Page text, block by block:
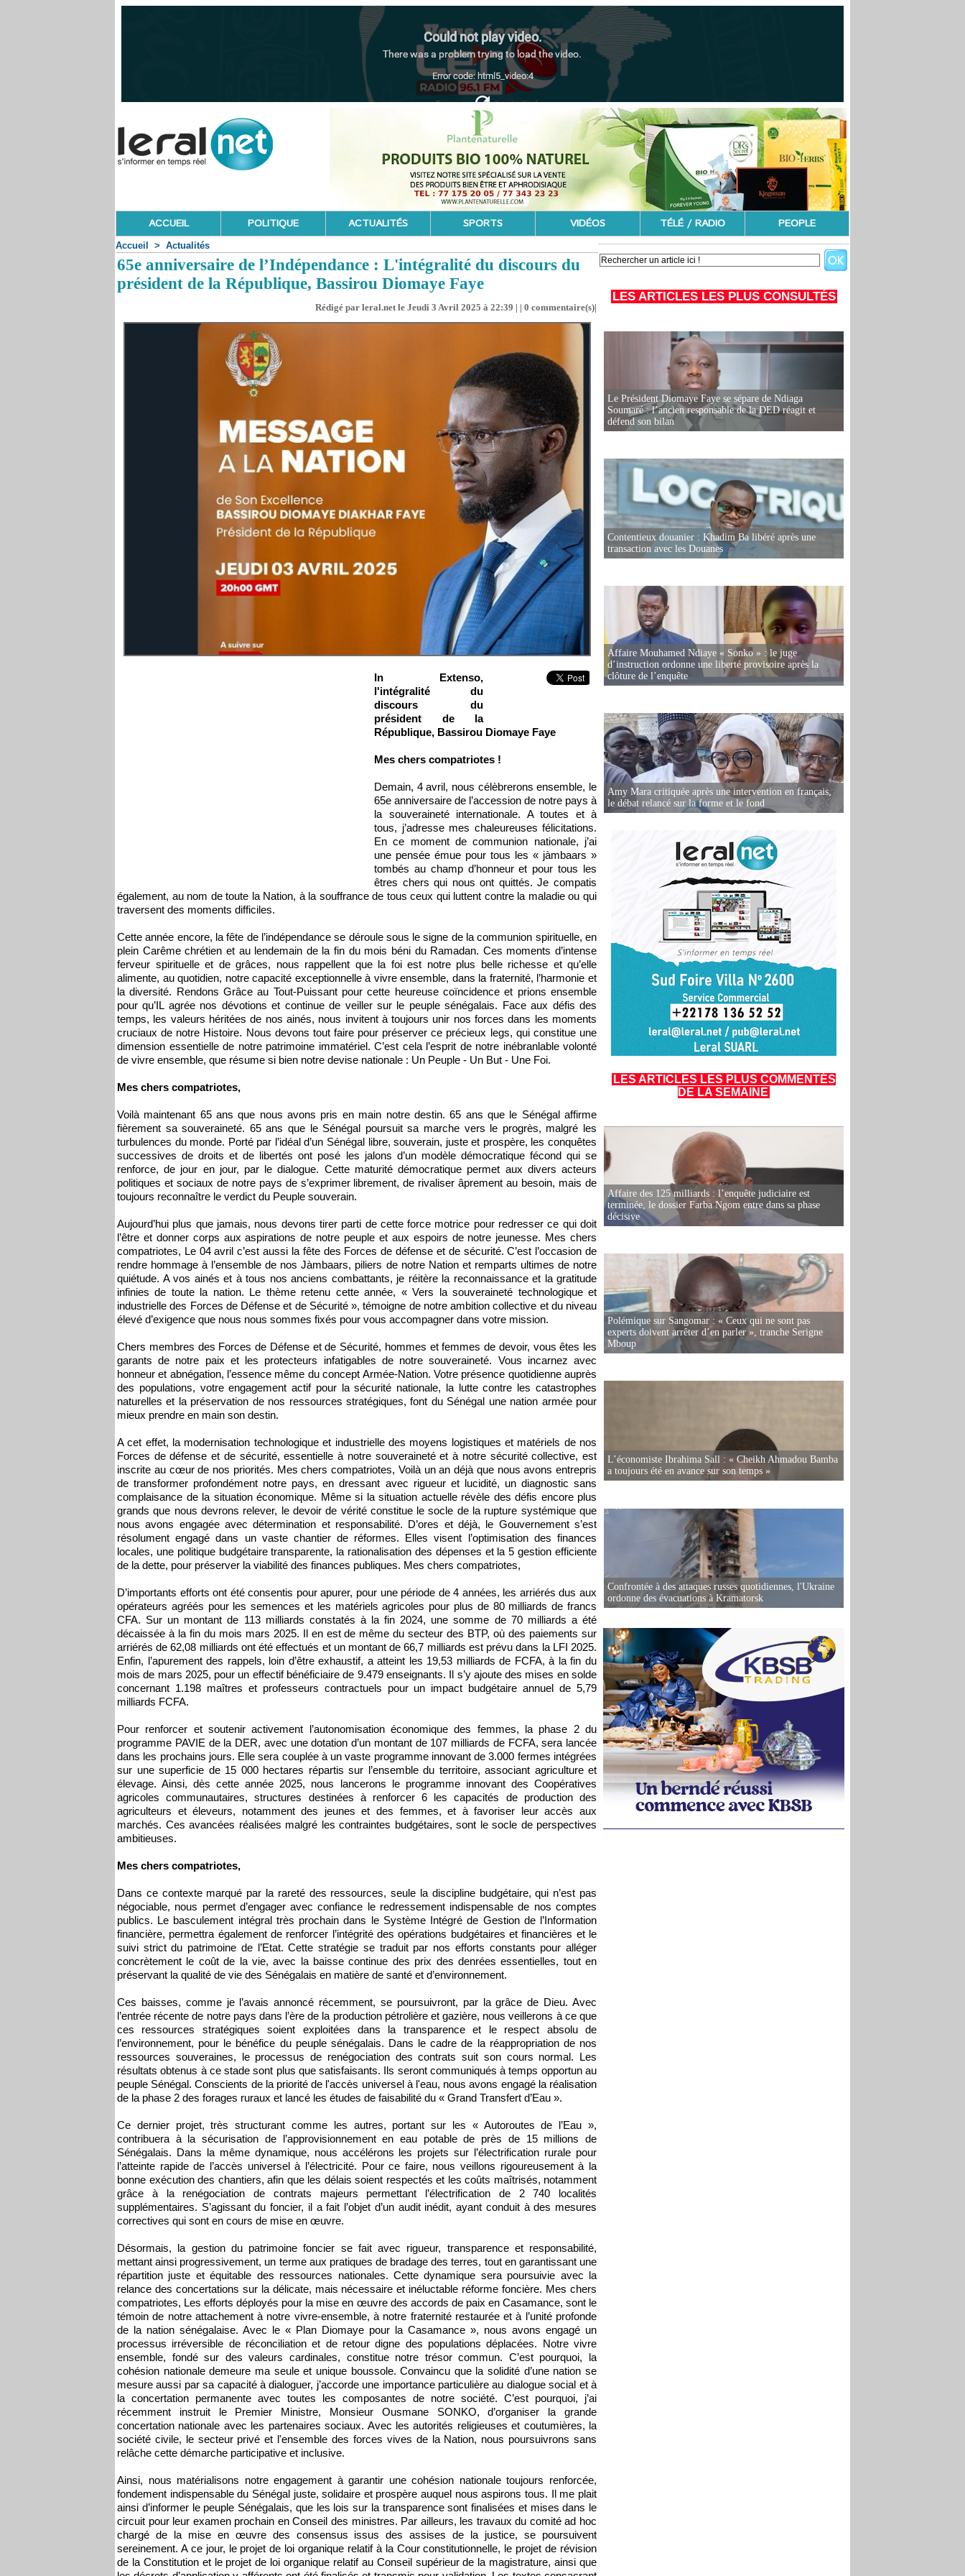
ACCUEIL POLITIQUE ACTUALITÉS SPORTS VIDÉOS TÉLÉ / RADIO PEOPLE
Accueil > Actualités
65e anniversaire de l’Indépendance : L'intégralité du discours du
président de la République, Bassirou Diomaye Faye
Rédigé par leral.net le Jeudi 3 Avril 2025 à 22:39 | | 0 commentaire(s)|
In Extenso,
l'intégralité du
discours du
président de la
République, Bassirou Diomaye Faye
Mes chers compatriotes !
Demain, 4 avril, nous célèbrerons ensemble, le
65e anniversaire de l’accession de notre pays à
la souveraineté internationale. A toutes et à
tous, j’adresse mes chaleureuses félicitations.
En ce moment de communion nationale, j’ai
une pensée émue pour tous les « jàmbaars »
tombés au champ d’honneur et pour tous les
êtres chers qui nous ont quittés. Je compatis
également, au nom de toute la Nation, à la souffrance de tous ceux qui luttent contre la maladie ou qui
traversent des moments difficiles.
Cette année encore, la fête de l’indépendance se déroule sous le signe de la communion spirituelle, en
plein Carême chrétien et au lendemain de la fin du mois béni du Ramadan. Ces moments d’intense
ferveur spirituelle et de grâces, nous rappellent que la foi est notre plus belle richesse et qu’elle
alimente, au quotidien, notre capacité exceptionnelle à vivre ensemble, dans la fraternité, l’harmonie et
la diversité. Rendons Grâce au Tout-Puissant pour cette heureuse coïncidence et prions ensemble
pour qu’IL agrée nos dévotions et continue de veiller sur le peuple sénégalais. Face aux défis des
temps, les valeurs héritées de nos ainés, nous invitent à toujours unir nos forces dans les moments
cruciaux de notre Histoire. Nous devons tout faire pour préserver ce précieux legs, qui constitue une
dimension essentielle de notre patrimoine immatériel. C’est cela l’esprit de notre inébranlable volonté
de vivre ensemble, que résume si bien notre devise nationale : Un Peuple - Un But - Une Foi.
Mes chers compatriotes,
Voilà maintenant 65 ans que nous avons pris en main notre destin. 65 ans que le Sénégal affirme
fièrement sa souveraineté. 65 ans que le Sénégal poursuit sa marche vers le progrès, malgré les
turbulences du monde. Porté par l’idéal d’un Sénégal libre, souverain, juste et prospère, les conquêtes
successives de droits et de libertés ont posé les jalons d’un modèle démocratique fécond qui se
renforce, de jour en jour, par le dialogue. Cette maturité démocratique permet aux divers acteurs
politiques et sociaux de notre pays de s’exprimer librement, de rivaliser âprement au besoin, mais de
toujours reconnaître le verdict du Peuple souverain.
Aujourd’hui plus que jamais, nous devons tirer parti de cette force motrice pour redresser ce qui doit
l’être et donner corps aux aspirations de notre peuple et aux espoirs de notre jeunesse. Mes chers
compatriotes, Le 04 avril c’est aussi la fête des Forces de défense et de sécurité. C’est l’occasion de
rendre hommage à l’ensemble de nos Jàmbaars, piliers de notre Nation et remparts ultimes de notre
quiétude. A vos ainés et à tous nos anciens combattants, je réitère la reconnaissance et la gratitude
infinies de toute la nation. Le thème retenu cette année, « Vers la souveraineté technologique et
industrielle des Forces de Défense et de Sécurité », témoigne de notre ambition collective et du niveau
élevé d’exigence que nous nous sommes fixés pour vous accompagner dans votre mission.
Chers membres des Forces de Défense et de Sécurité, hommes et femmes de devoir, vous êtes les
garants de notre paix et les protecteurs infatigables de notre souveraineté. Vous incarnez avec
honneur et abnégation, l’essence même du concept Armée-Nation. Votre présence quotidienne auprès
des populations, votre engagement actif pour la sécurité nationale, la lutte contre les catastrophes
naturelles et la préservation de nos ressources stratégiques, font du Sénégal une nation armée pour
mieux prendre en main son destin.
A cet effet, la modernisation technologique et industrielle des moyens logistiques et matériels de nos
Forces de défense et de sécurité, essentielle à notre souveraineté et à notre sécurité collective, est
inscrite au cœur de nos priorités. Mes chers compatriotes, Voilà un an déjà que nous avons entrepris
de transformer profondément notre pays, en dressant avec rigueur et lucidité, un diagnostic sans
complaisance de la situation économique. Même si la situation actuelle révèle des défis encore plus
grands que nous devrons relever, le devoir de vérité constitue le socle de la rupture systémique que
nous avons engagée avec détermination et responsabilité. D’ores et déjà, le Gouvernement s’est
résolument engagé dans un vaste chantier de réformes. Elles visent l’optimisation des finances
locales, une politique budgétaire transparente, la rationalisation des dépenses et la 5 gestion efficiente
de la dette, pour préserver la viabilité des finances publiques. Mes chers compatriotes,
D’importants efforts ont été consentis pour apurer, pour une période de 4 années, les arriérés dus aux
opérateurs agréés pour les semences et les matériels agricoles pour plus de 80 milliards de francs
CFA. Sur un montant de 113 milliards constatés à la fin 2024, une somme de 70 milliards a été
décaissée à la fin du mois mars 2025. Il en est de même du secteur des BTP, où des paiements sur
arriérés de 62,08 milliards ont été effectués et un montant de 66,7 milliards est prévu dans la LFI 2025.
Enfin, l’apurement des rappels, loin d’être exhaustif, a atteint les 19,53 milliards de FCFA, à la fin du
mois de mars 2025, pour un effectif bénéficiaire de 9.479 enseignants. Il s’y ajoute des mises en solde
concernant 1.198 maîtres et professeurs contractuels pour un impact budgétaire annuel de 5,79
milliards FCFA.
Pour renforcer et soutenir activement l’autonomisation économique des femmes, la phase 2 du
programme PAVIE de la DER, avec une dotation d’un montant de 107 milliards de FCFA, sera lancée
dans les prochains jours. Elle sera couplée à un vaste programme innovant de 3.000 fermes intégrées
sur une superficie de 15 000 hectares répartis sur l’ensemble du territoire, associant agriculture et
élevage. Ainsi, dès cette année 2025, nous lancerons le programme innovant des Coopératives
agricoles communautaires, structures destinées à renforcer 6 les capacités de production des
agriculteurs et éleveurs, notamment des jeunes et des femmes, et à favoriser leur accès aux
marchés. Ces avancées réalisées malgré les contraintes budgétaires, sont le socle de perspectives
ambitieuses.
Mes chers compatriotes,
Dans ce contexte marqué par la rareté des ressources, seule la discipline budgétaire, qui n’est pas
négociable, nous permet d’engager avec confiance le redressement indispensable de nos comptes
publics. Le basculement intégral très prochain dans le Système Intégré de Gestion de l’Information
financière, permettra également de renforcer l’intégrité des opérations budgétaires et financières et le
suivi strict du patrimoine de l’Etat. Cette stratégie se traduit par nos efforts constants pour alléger
concrètement le coût de la vie, avec la baisse continue des prix des denrées essentielles, tout en
préservant la qualité de vie des Sénégalais en matière de santé et d’environnement.
Ces baisses, comme je l’avais annoncé récemment, se poursuivront, par la grâce de Dieu. Avec
l’entrée récente de notre pays dans l’ère de la production pétrolière et gazière, nous veillerons à ce que
ces ressources stratégiques soient exploitées dans la transparence et le respect absolu de
l’environnement, pour le bénéfice du peuple sénégalais. Dans le cadre de la réappropriation de nos
ressources souveraines, le processus de renégociation des contrats suit son cours normal. Les
résultats obtenus à ce stade sont plus que satisfaisants. Ils seront communiqués à temps opportun au
peuple Sénégal. Conscients de la priorité de l'accès universel à l'eau, nous avons engagé la réalisation
de la phase 2 des forages ruraux et lancé les études de faisabilité du « Grand Transfert d’Eau ».
Ce dernier projet, très structurant comme les autres, portant sur les « Autoroutes de l’Eau »,
contribuera à la sécurisation de l’approvisionnement en eau potable de près de 15 millions de
Sénégalais. Dans la même dynamique, nous accélérons les projets sur l’électrification rurale pour
l’atteinte rapide de l’accès universel à l’électricité. Pour ce faire, nous veillons rigoureusement à la
bonne exécution des chantiers, afin que les délais soient respectés et les coûts maîtrisés, notamment
grâce à la renégociation de contrats majeurs permettant l’électrification de 2 740 localités
supplémentaires. S’agissant du foncier, il a fait l’objet d’un audit inédit, ayant conduit à des mesures
correctives qui sont en cours de mise en œuvre.
Désormais, la gestion du patrimoine foncier se fait avec rigueur, transparence et responsabilité,
mettant ainsi progressivement, un terme aux pratiques de bradage des terres, tout en garantissant une
répartition juste et équitable des ressources nationales. Cette dynamique sera poursuivie avec la
relance des concertations sur la délicate, mais nécessaire et inéluctable réforme foncière. Mes chers
compatriotes, Les efforts déployés pour la mise en œuvre des accords de paix en Casamance, sont le
témoin de notre attachement à notre vivre-ensemble, à notre fraternité restaurée et à l’unité profonde
de la nation sénégalaise. Avec le « Plan Diomaye pour la Casamance », nous avons engagé un
processus irréversible de réconciliation et de retour digne des populations déplacées. Notre vivre
ensemble, fondé sur des valeurs cardinales, constitue notre trésor commun. C’est pourquoi, la
cohésion nationale demeure ma seule et unique boussole. Convaincu que la solidité d’une nation se
mesure aussi par sa capacité à dialoguer, j’accorde une importance particulière au dialogue social et à
la concertation permanente avec toutes les composantes de notre société. C’est pourquoi, j’ai
récemment instruit le Premier Ministre, Monsieur Ousmane SONKO, d’organiser la grande
concertation nationale avec les partenaires sociaux. Avec les autorités religieuses et coutumières, la
société civile, le secteur privé et l'ensemble des forces vives de la Nation, nous poursuivrons sans
relâche cette démarche participative et inclusive.
Ainsi, nous matérialisons notre engagement à garantir une cohésion nationale toujours renforcée,
fondement indispensable du Sénégal juste, solidaire et prospère auquel nous aspirons tous. Il me plait
ainsi d’informer le peuple Sénégalais, que les lois sur la transparence sont finalisées et mises dans le
circuit pour leur examen prochain en Conseil des ministres. Par ailleurs, les travaux du comité ad hoc
chargé de la mise en œuvre des consensus issus des assises de la justice, se poursuivent
sereinement. A ce jour, le projet de loi organique relatif à la Cour constitutionnelle, le projet de révision
de la Constitution et le projet de loi organique relatif au Conseil supérieur de la magistrature, ainsi que
LES ARTICLES LES PLUS CONSULTÉS
Le Président Diomaye Faye se sépare de Ndiaga
Soumaré : l’ancien responsable de la DED réagit et
défend son bilan
Contentieux douanier : Khadim Ba libéré après une
transaction avec les Douanes
Affaire Mouhamed Ndiaye « Sonko » : le juge
d’instruction ordonne une liberté provisoire après la
clôture de l’enquête
Amy Mara critiquée après une intervention en français,
le débat relancé sur la forme et le fond
LES ARTICLES LES PLUS COMMENTÉS
DE LA SEMAINE
Affaire des 125 milliards : l’enquête judiciaire est
terminée, le dossier Farba Ngom entre dans sa phase
décisive
Polémique sur Sangomar : « Ceux qui ne sont pas
experts doivent arrêter d’en parler », tranche Serigne
Mboup
L’économiste Ibrahima Sall : « Cheikh Ahmadou Bamba
a toujours été en avance sur son temps »
Confrontée à des attaques russes quotidiennes, l'Ukraine
ordonne des évacuations à Kramatorsk